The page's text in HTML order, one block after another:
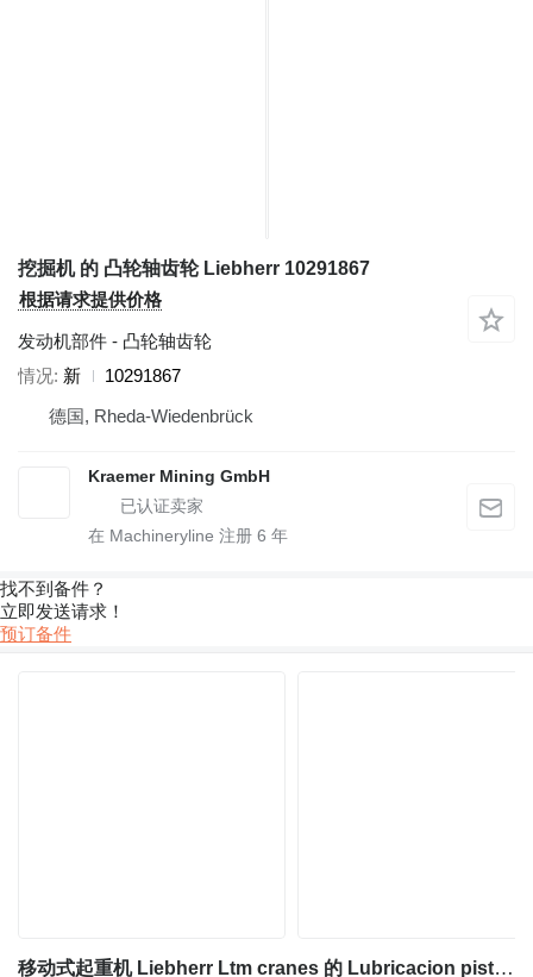
挖掘机 的 凸轮轴齿轮 Liebherr 10291867
根据请求提供价格
发动机部件 - 凸轮轴齿轮
情况 新
10291867
德国, Rheda-Wiedenbrück
Kraemer Mining GmbH
在 Machineryline 注册 6 年
找不到备件？
立即发送请求！
预订备件
移动式起重机 Liebherr Ltm cranes 的 Lubricacion piston inyector aceite piston Liebherr HY9268199 HY9146647